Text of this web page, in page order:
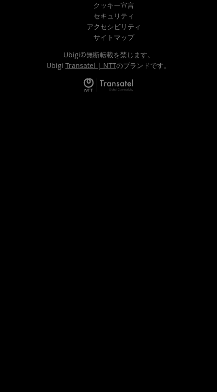
クッキー宣言
セキュリティ
アクセシビリティ
サイトマップ
Ubigi©無断転載を禁じます。
Ubigi Transatel | NTTのブランドです。